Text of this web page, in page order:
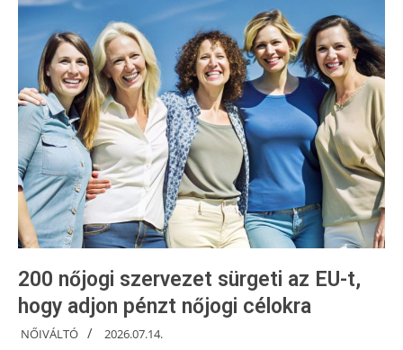
200 nőjogi szervezet sürgeti az EU-t,
hogy adjon pénzt nőjogi célokra
NŐIVÁLTÓ 2026.07.14.